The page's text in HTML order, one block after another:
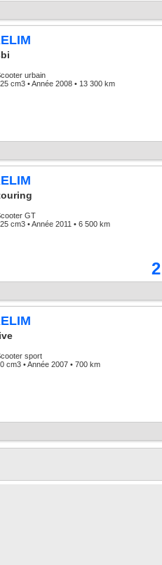
urbain
cm3 • Année 2008 • 13 300 km
GT
cm3 • Année 2011 • 6 500 km
sport
cm3 • Année 2007 • 700 km